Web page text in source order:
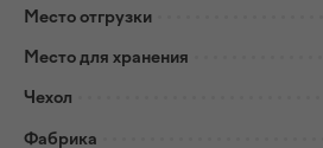
Место отгрузки
Место для хранения
Чехол
Фабрика